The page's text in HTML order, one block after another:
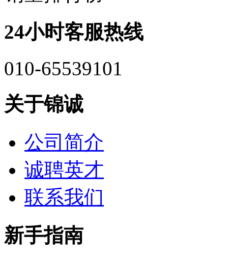
24小时客服热线
010-65539101
关于锦诚
公司简介
诚聘英才
联系我们
新手指南